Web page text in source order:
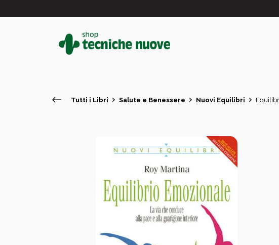
Tutti i Libri Salute e Benessere Nuovi Equilibri